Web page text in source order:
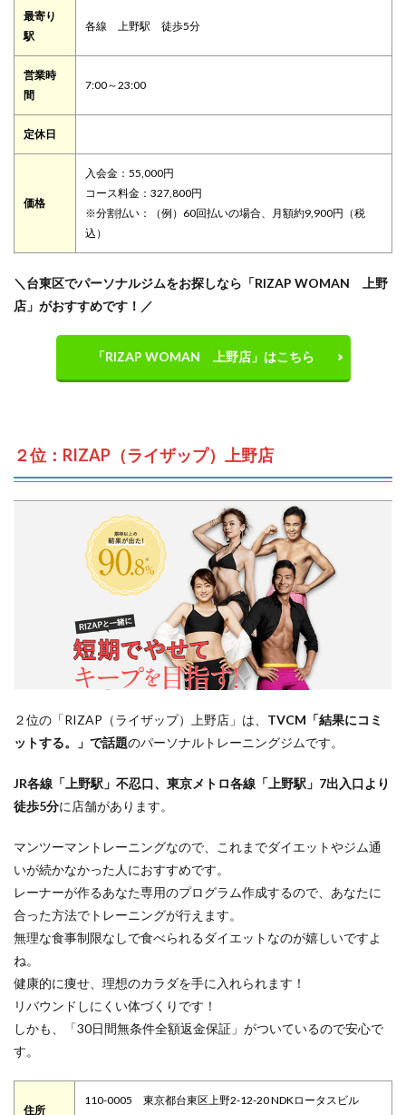
最寄り
駅
各線 上野駅 徒歩5分
営業時
間
7:00～23:00
定休日
価格
入会金：55,000円
コース料金：327,800円
※分割払い：（例）60回払いの場合、月額約9,900円（税
込）
＼台東区でパーソナルジムをお探しなら「RIZAP WOMAN 上野
店」がおすすめです！／
「RIZAP WOMAN 上野店」はこちら
２位：RIZAP（ライザップ）上野店
２位の「RIZAP（ライザップ）上野店」は、 TVCM「結果にコミ
ットする。」で話題のパーソナルトレーニングジムです。
JR各線「上野駅」不忍口、東京メトロ各線「上野駅」7出入口より
徒歩5分に店舗があります。
マンツーマントレーニングなので、これまでダイエットやジム通
いが続かなかった人におすすめです。
レーナーが作るあなた専用のプログラム作成するので、あなたに
合った方法でトレーニングが行えます。
無理な食事制限なしで食べられるダイエットなのが嬉しいですよ
ね。
健康的に痩せ、理想のカラダを手に入れられます！
リバウンドしにくい体づくりです！
しかも、「30日間無条件全額返金保証」がついているので安心で
す。
住所
110-0005 東京都台東区上野2-12-20 NDKロータスビル